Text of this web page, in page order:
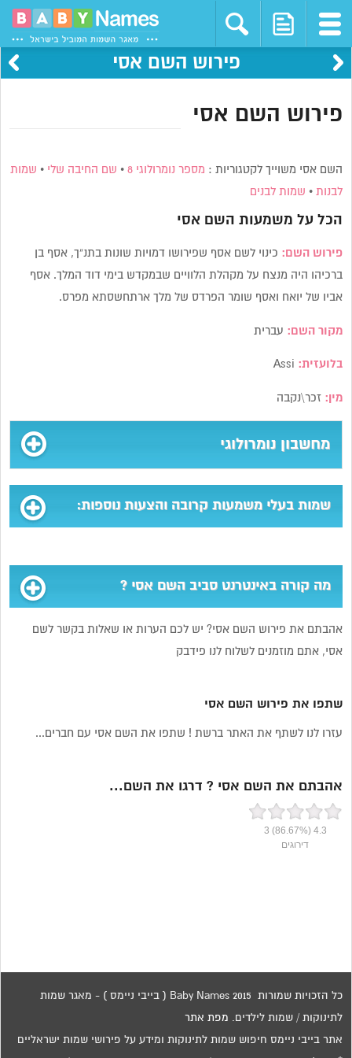
פירוש השם אסי
פירוש השם אסי
השם אסי משוייך לקטגוריות : מספר נומרולוגי 8 • שם החיבה שלי • שמות
לבנות • שמות לבנים
הכל על משמעות השם אסי
פירוש השם: כינוי לשם אסף שפירושו דמויות שונות בתנ”ך, אסף בן
ברכיהו היה מנצח על מקהלת הלוויים שבמקדש בימי דוד המלך. אסף
אביו של יואח ואסף שומר הפרדס של מלך ארתחשסתא מפרס.
מקור השם: עברית
בלועזית:
מין: זכר\נקבה
מחשבון נומרולוגי
שמות בעלי משמעות קרובה והצעות נוספות:
מה קורה באינטרנט סביב השם אסי ?
אהבתם את פירוש השם אסי? יש לכם הערות או שאלות בקשר לשם
אסי, אתם מוזמנים לשלוח לנו פידבק
שתפו את פירוש השם אסי
עזרו לנו לשתף את האתר ברשת ! שתפו את השם אסי עם חברים...
אהבתם את השם אסי ? דרגו את השם...
4.3
(86.67%)
3
דירוגים
כל הזכויות שמורות 2015 Baby Names ( בייבי ניימס ) - מאגר שמות
לתינוקות / שמות לילדים. מפת אתר
אתר בייבי ניימס חיפוש שמות לתינוקות ומידע על פירושי שמות ישראליים